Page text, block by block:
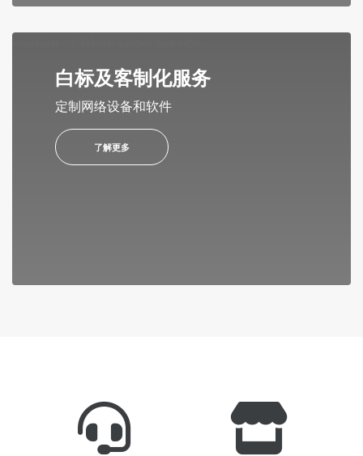
白标及客制化服务
定制网络设备和软件
了解更多